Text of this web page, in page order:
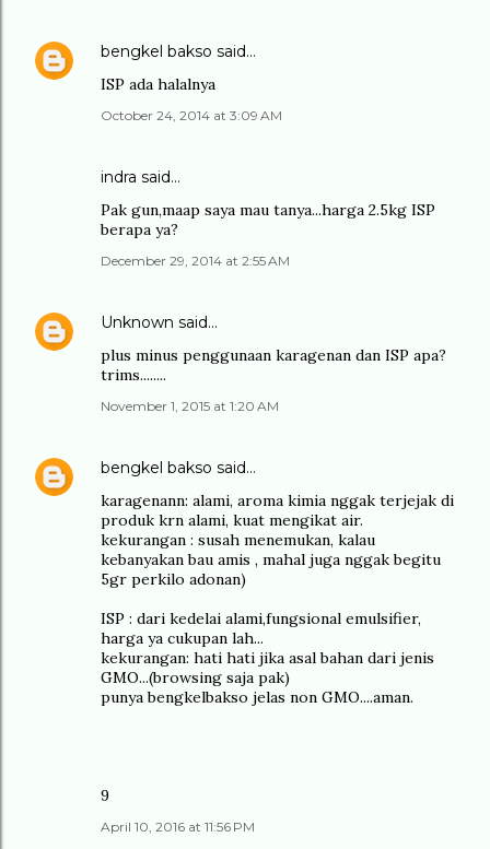
bengkel bakso said…
ISP ada halalnya
October 24, 2014 at 3:09 AM
indra said…
Pak gun,maap saya mau tanya...harga 2.5kg ISP
berapa ya?
December 29, 2014 at 2:55 AM
Unknown said…
plus minus penggunaan karagenan dan ISP apa?
trims........
November 1, 2015 at 1:20 AM
bengkel bakso said…
karagenann: alami, aroma kimia nggak terjejak di
produk krn alami, kuat mengikat air.
kekurangan : susah menemukan, kalau
kebanyakan bau amis , mahal juga nggak begitu
5gr perkilo adonan)
ISP : dari kedelai alami,fungsional emulsifier,
harga ya cukupan lah...
kekurangan: hati hati jika asal bahan dari jenis
GMO...(browsing saja pak)
punya bengkelbakso jelas non GMO....aman.
9
April 10, 2016 at 11:56 PM